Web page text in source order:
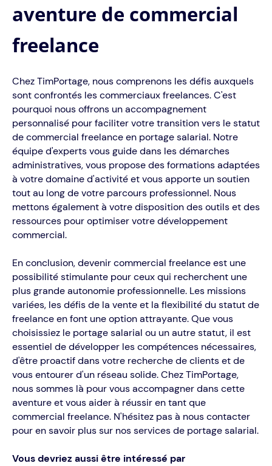
aventure de commercial
freelance
Chez TimPortage, nous comprenons les défis auxquels
sont confrontés les commerciaux freelances. C'est
pourquoi nous offrons un accompagnement
personnalisé pour faciliter votre transition vers le statut
de commercial freelance en portage salarial. Notre
équipe d'experts vous guide dans les démarches
administratives, vous propose des formations adaptées
à votre domaine d'activité et vous apporte un soutien
tout au long de votre parcours professionnel. Nous
mettons également à votre disposition des outils et des
ressources pour optimiser votre développement
commercial.
En conclusion, devenir commercial freelance est une
possibilité stimulante pour ceux qui recherchent une
plus grande autonomie professionnelle. Les missions
variées, les défis de la vente et la flexibilité du statut de
freelance en font une option attrayante. Que vous
choisissiez le portage salarial ou un autre statut, il est
essentiel de développer les compétences nécessaires,
d'être proactif dans votre recherche de clients et de
vous entourer d'un réseau solide. Chez TimPortage,
nous sommes là pour vous accompagner dans cette
aventure et vous aider à réussir en tant que
commercial freelance. N'hésitez pas à nous contacter
pour en savoir plus sur nos services de portage salarial.
Vous devriez aussi être intéressé par